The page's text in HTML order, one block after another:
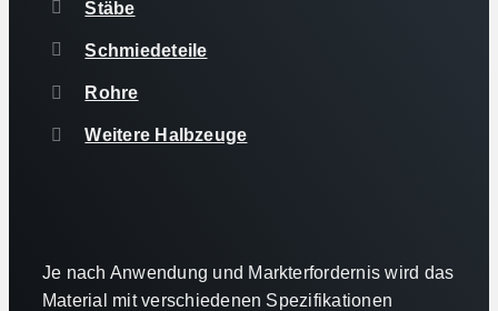
Stäbe
Schmiedeteile
Rohre
Weitere Halbzeuge
Je nach Anwendung und Markterfordernis wird das
Material mit verschiedenen Spezifikationen